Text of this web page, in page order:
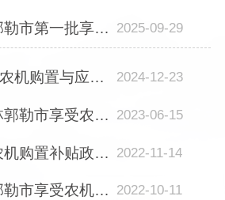
2025年度霍林郭勒市第一批享受农机报废补贴的农户信息 2025-09-29
霍林郭勒市享受农机购置与应用补贴的购机者信息表 2024-12-23
2023上半年霍林郭勒市享受农机购置与应用补贴的购机者信息表 2023-06-15
2022年农牧局农机购置补贴政府公开 2022-11-14
2022年度霍林郭勒市享受农机购置与应用补贴的购机者信息表 2022-10-11